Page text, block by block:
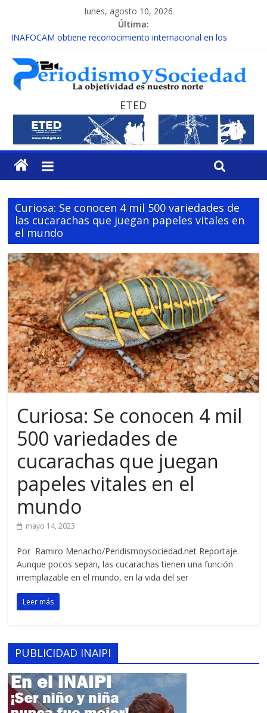
lunes, agosto 10, 2026
Última:
INAFOCAM obtiene reconocimiento internacional en los
15 de febrero de cada año es Día Nacional de la lucha contra el
cáncer infantil
EL ENFOQUE UNILATERAL DE LA COALICIÓN
MESCyT y Universidad Albizu apoyarán rehabilitación de
reclusos
MESCyT presenta calendario de Consulta Nacional por la
Educación
ETED
Curiosa: Se conocen 4 mil 500 variedades de
las cucarachas que juegan papeles vitales en
el mundo
Curiosa: Se conocen 4 mil
500 variedades de
cucarachas que juegan
papeles vitales en el
mundo
mayo 14, 2023
Por Ramiro Menacho/Peridismoysociedad.net Reportaje.
Aunque pocos sepan, las cucarachas tienen una función
irremplazable en el mundo, en la vida del ser
Leer más
PUBLICIDAD INAIPI